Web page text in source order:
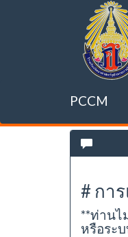
PCCM
# กา
**ท่านไ
หรือระ